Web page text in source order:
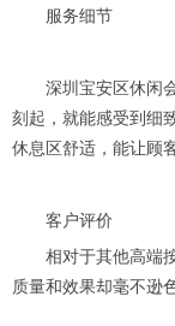
服务细节
深圳宝安区休闲会
刻起，就能感受到细
休息区舒适，能让顾
客户评价
相对于其他高端按
质量和效果却毫不逊